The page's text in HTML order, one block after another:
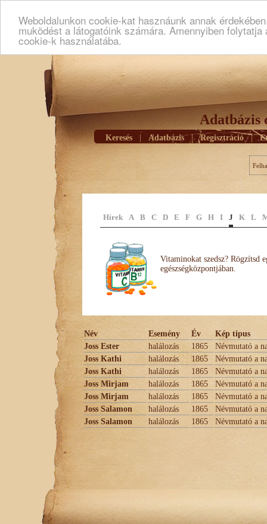
Weboldalunkon cookie-kat hasznáunk annak
muködést a látogatóink számára. Amennyiben
cookie-k használatába.
Adatbázis
Keresés Adatbázis | Regisztráció |
Hírek A B C D E F G H I J K L
Vitaminokat szedsz? Rögzítsd
egészségközpontjában.
Név Esemény Év
Kép tipus
Joss Ester
halálozás 1865
Névmutató a
Joss Kathi
halálozás 1865
Névmutató a
Joss Kathi
halálozás 1865
Névmutató a
Joss Mirjam
halálozás 1865
Névmutató a
Joss Mirjam
halálozás 1865
Névmutató a
Joss Salamon
halálozás 1865
Névmutató a
Joss Salamon
halálozás 1865 Névmutató a